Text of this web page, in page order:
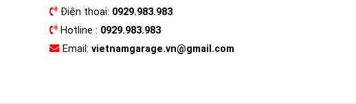
Điện thoại: 0929.983.983
Hotline : 0929.983.983
Email: vietnamgarage.vn@gmail.com